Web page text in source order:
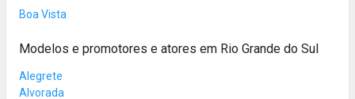
Boa Vista
Modelos e promotores e atores em Rio Grande do Sul
Alegrete
Alvorada